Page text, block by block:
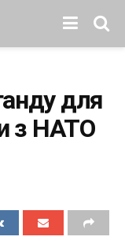
для
з НАТО